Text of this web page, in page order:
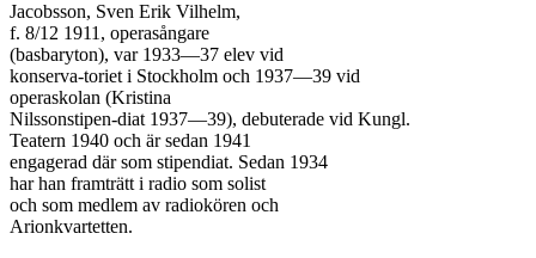
Jacobsson, Sven Erik Vilhelm,
f. 8/12 1911, operasångare
(basbaryton), var 1933—37 elev vid
konserva-toriet i Stockholm och 1937—39 vid
operaskolan (Kristina
Nilssonstipen-diat 1937—39), debuterade vid Kungl.
Teatern 1940 och är sedan 1941
engagerad där som stipendiat. Sedan 1934
har han framträtt i radio som solist
och som medlem av radiokören och
Arionkvartetten.